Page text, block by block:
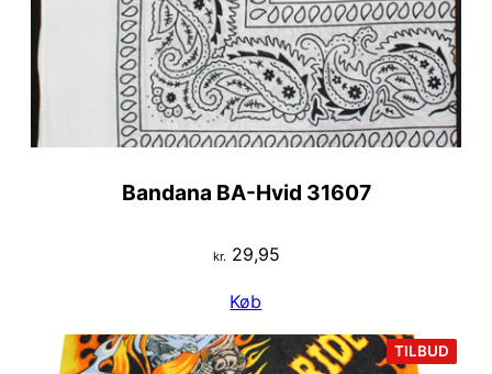
Bandana BA-Hvid 31607
kr.29,95
Køb
TILBUD
PÅ